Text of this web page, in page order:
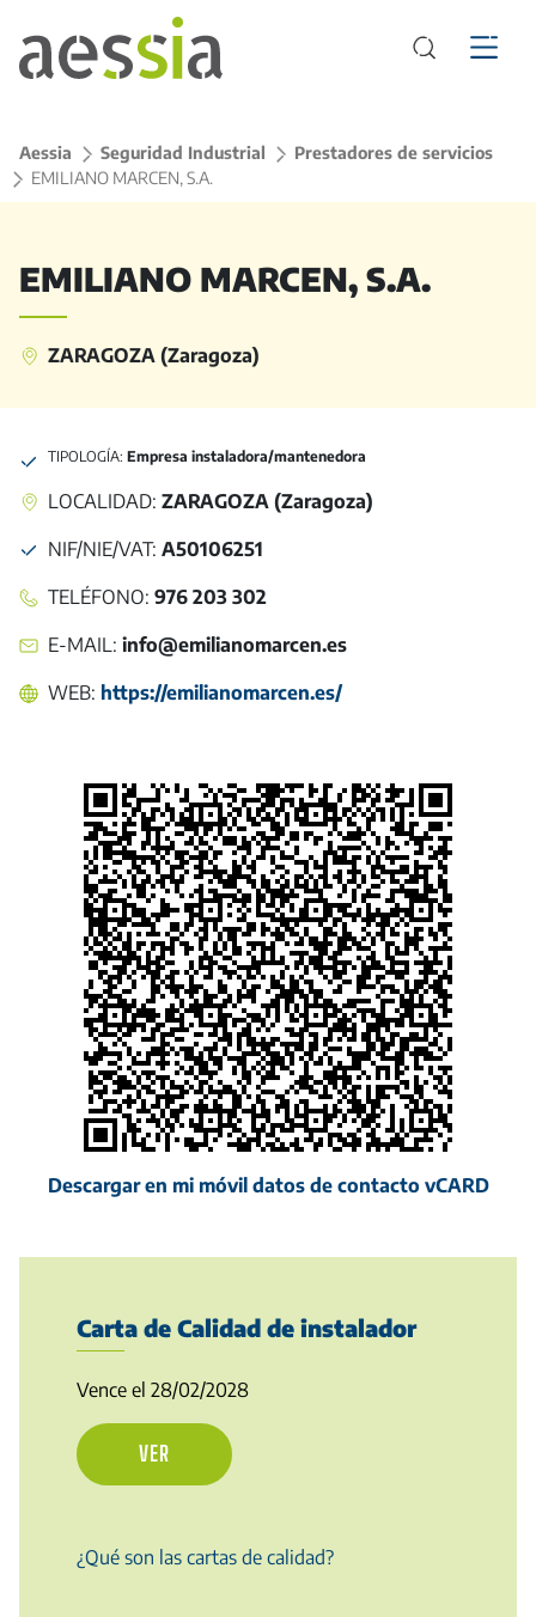
Aessia > Seguridad Industrial > Prestadores de servicios
EMILIANO MARCEN, S.A.
EMILIANO MARCEN, S.A.
ZARAGOZA (Zaragoza)
TIPOLOGÍA: Empresa instaladora/mantenedora
LOCALIDAD: ZARAGOZA (Zaragoza)
NIF/NIE/VAT: A50106251
TELÉFONO: 976 203 302 ‎
E-MAIL: info@emilianomarcen.es
WEB: https://emilianomarcen.es/
Descargar en mi móvil datos de contacto vCARD
Carta de Calidad de instalador
Vence el 28/02/2028
VER
¿Qué son las cartas de calidad?